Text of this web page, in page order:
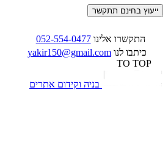
התקשרו אלינו 052-554-0477
כיתבו לנו yakir150@gmail.com
TO TOP
בניה וקידום אתרים